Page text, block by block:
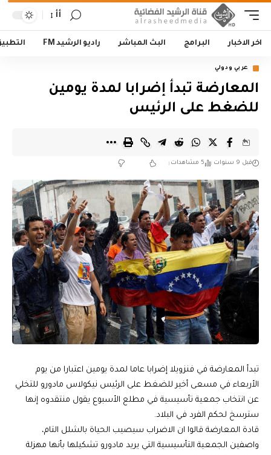
أأ
اخر الاخبار البرامج البث المباشر راديو الرشيد FM
عربي ودولي
المعارضة تبدأ إضرابا لمدة يومين
للضغط على الرئيس
قبل 9 سنوات 5 مشاهدات
تبدأ المعارضة في فنزويلا إضرابا عاما لمدة يومين اعتبارا من يوم
الأربعاء في مسعى أخير للضغط على الرئيس نيكولاس مادورو للتخلي
عن انتخاب جمعية تأسيسية في مطلع الأسبوع يقول منتقدوه إنها
سترسخ لحكم الفرد في البلاد.
قادة المعارضة قالوا ان الاضراب سيصيب الحياة بالشلل التام،
واصفين الجمعية التأسيسية التي يريد مادورو تشكيلها بأنها مهزلة